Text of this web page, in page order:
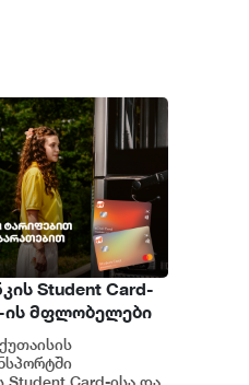
Student Card-
ის მფლობელები